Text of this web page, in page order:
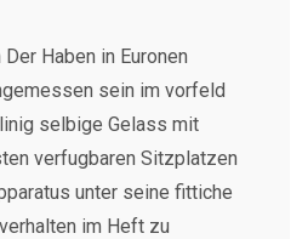
Haben in Euronen
sein im vorfeld
selbige Gelass mit
verfugbaren Sitzplatzen
unter seine fittiche
im Heft zu